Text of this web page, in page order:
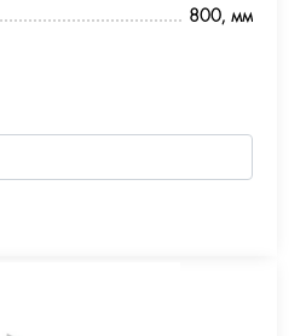
800, мм